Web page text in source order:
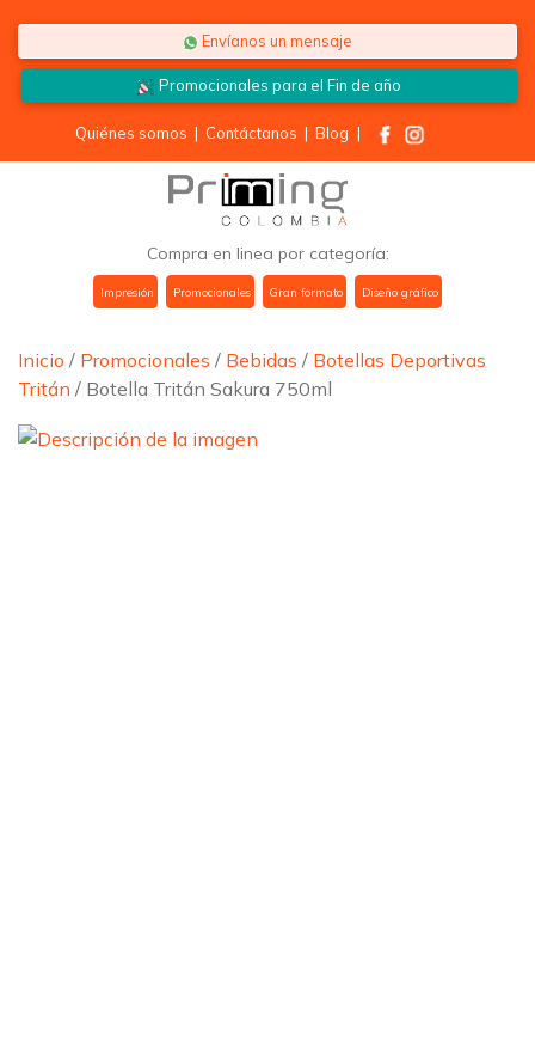
Envíanos un mensaje
Promocionales para elFin de año
Quiénes somos | Contáctanos | Blog |
Compra en linea por categoría:
Impresión Promocionales Gran formato Diseño gráfico
Inicio / Promocionales / Bebidas / Botellas Deportivas
Tritán / Botella Tritán Sakura 750ml